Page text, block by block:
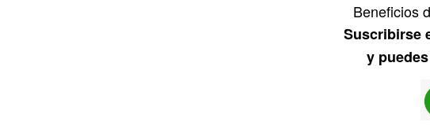
Beneficios
Suscribirse
y